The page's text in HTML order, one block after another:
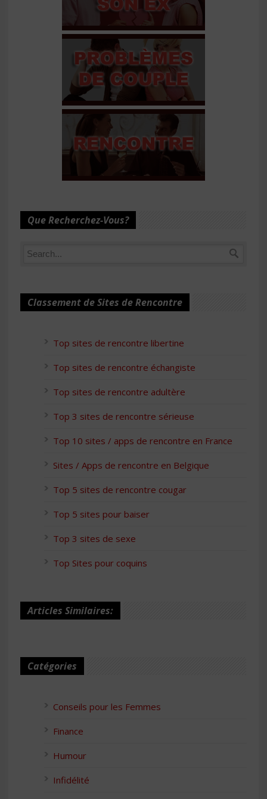
Que Recherchez-Vous?
Classement de Sites de Rencontre
Top sites de rencontre libertine
Top sites de rencontre échangiste
Top sites de rencontre adultère
Top 3 sites de rencontre sérieuse
Top 10 sites / apps de rencontre en France
Sites / Apps de rencontre en Belgique
Top 5 sites de rencontre cougar
Top 5 sites pour baiser
Top 3 sites de sexe
Top Sites pour coquins
Articles Similaires:
Catégories
Conseils pour les Femmes
Finance
Humour
Infidélité